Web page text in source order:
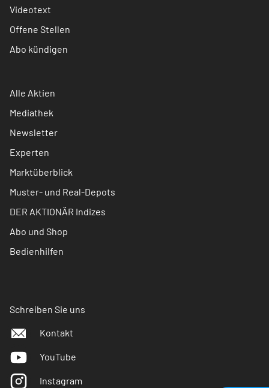
Videotext
Offene Stellen
Abo kündigen
Alle Aktien
Mediathek
Newsletter
Experten
Marktüberblick
Muster- und Real-Depots
DER AKTIONÄR Indizes
Abo und Shop
Bedienhilfen
Schreiben Sie uns
Kontakt
YouTube
Instagram